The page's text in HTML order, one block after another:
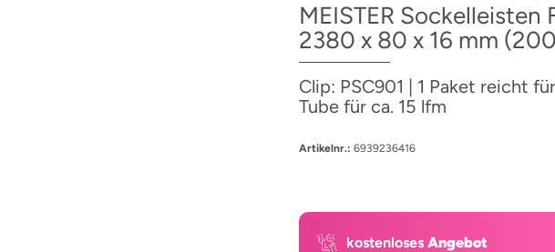
MEISTER
2380 x 80 x 16 mm
Clip: PSC901 | 1 Paket reicht
Tube für ca. 15 lfm
Artikelnr.: 6939236416
kostenloses Angebot